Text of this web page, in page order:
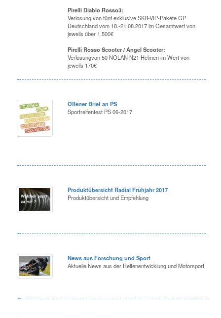
Pirelli Diablo Rosso3:
Verlosung von fünf exklusive SKB-VIP-Pakete GP
Deutschland vom 18.-21.08.2017 im Gesamtwert von
jeweils über 1.500€
Pirelli Rosso Scooter / Angel Scooter:
Verlosungvon 50 NOLAN N21 Helmen im Wert von
jeweils 170€
Offener Brief an PS
Sportreifentest PS 06-2017
Produktübersicht Radial Frühjahr 2017
Produktübersicht und Empfehlung
News aus Forschung und Sport
Aktuelle News aus der Reifenentwicklung und Motorsport